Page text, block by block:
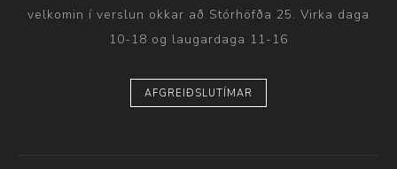
velkomin í verslun okkar að Stórhöfða 25. Virka daga
10-18 og laugardaga 11-16
AFGREIÐSLUTÍMAR